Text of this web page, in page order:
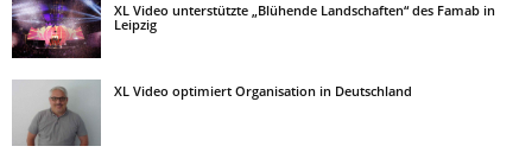
XL Video unterstützte „Blühende Landschaften“ des Famab in
Leipzig
XL Video optimiert Organisation in Deutschland